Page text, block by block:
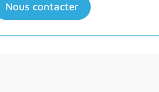
Nous contacter